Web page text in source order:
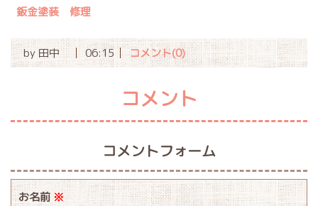
鈑金塗装 修理
by田中 06:15 コメント(0)
コメント
コメントフォーム
お名前※